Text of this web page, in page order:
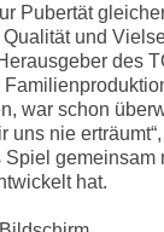
Pubertät
und
des
war schon
uns nie
Spiel gemeinsam
hat.